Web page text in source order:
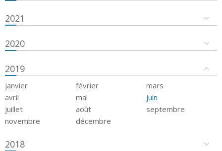
2021
2020
2019
janvier février
mars
avril
mai
juin
juillet
août
septembre
novembre
décembre
2018